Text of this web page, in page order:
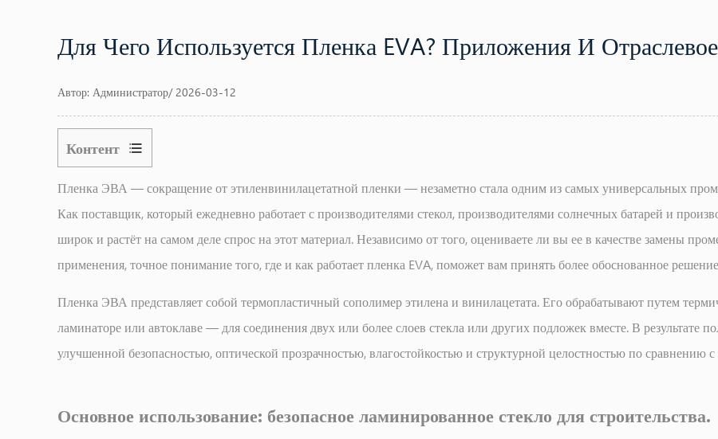
Для Чего Используется Пленка EVA? Приложения И
Автор: Администратор/ 2026-03-12
Контент
1
Основное
использование:
безопасное
стекло
для
Инкапсуляция
панелей:
крупномасштабное
Пленка ЭВА — сокращение от этиленвинилацетатной пленки — незаметно стала одним из самых универсальных
Как поставщик, который ежедневно работает с производителями стекол, производителями солнечных батарей и
широк и растёт на самом деле спрос на этот материал. Независимо от того, оцениваете ли вы ее в качестве замены
применения, точное понимание того, где и как работает пленка EVA, поможет вам принять более обоснованное
Пленка ЭВА представляет собой термопластичный сополимер этилена и винилацетата. Его обрабатывают путем
ламинаторе или автоклаве — для соединения двух или более слоев стекла или других подложек вместе. В результате
улучшенной безопасностью, оптической прозрачностью, влагостойкостью и структурной целостностью по сравнению
Основное использование: безопасное ламинированное стекло для строительства.